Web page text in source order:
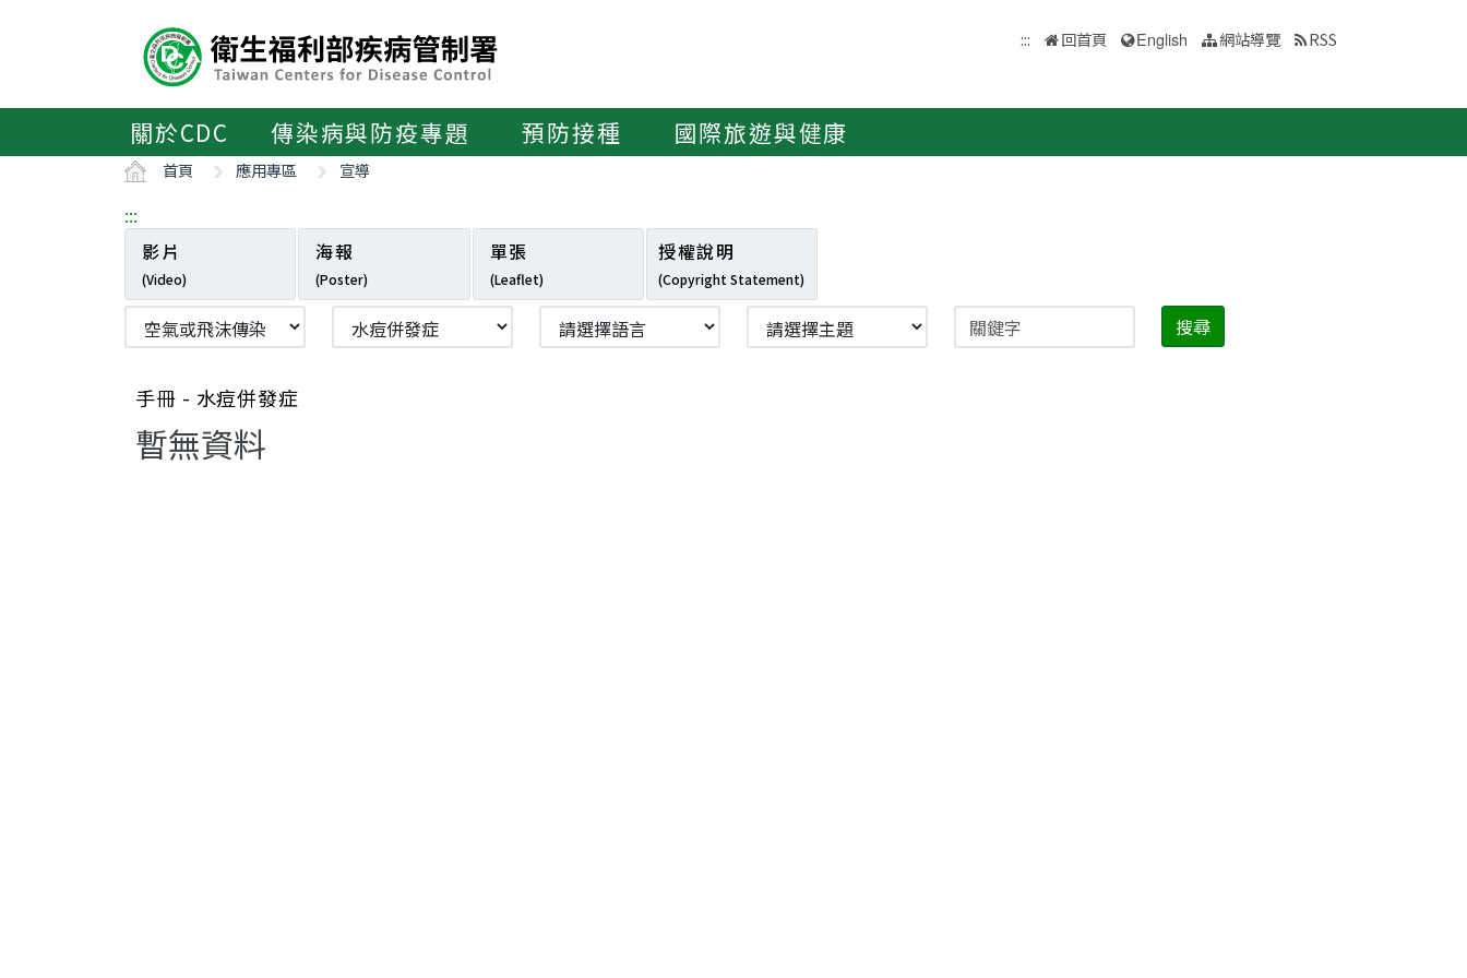
區
::: 回首頁 English 網站導覽 RSS
關於CDC 傳染病與防疫專題 預防接種 國際旅遊與健康
首頁 應用專區 宣導
:::
影片
(Video)
海報
(Poster)
單張
(Leaflet)
授權說明
(Copyright Statement)
搜尋
手冊 - 水痘併發症
暫無資料